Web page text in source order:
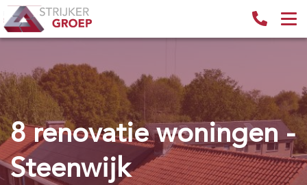
8 renovatie woningen -
Steenwijk